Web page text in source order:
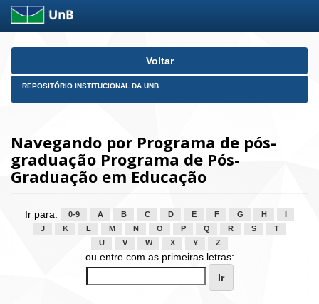
Skip
Voltar
REPOSITÓRIO INSTITUCIONAL DA UNB
Navegando por Programa de pós-
graduação Programa de Pós-
Graduação em Educação
Ir para: 0-9 A B C D E F G H
J
K L M N O P Q R S
T
U
V W X Y Z
ou entre com as primeiras letras: